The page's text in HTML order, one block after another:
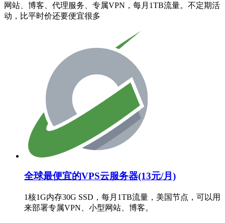
网站、博客、代理服务、专属VPN，每月1TB流量。不定期活
动，比平时价还要便宜很多
全球最便宜的VPS云服务器(13元/月)
1核1G内存30G SSD，每月1TB流量，美国节点，可以用
来部署专属VPN、小型网站、博客。